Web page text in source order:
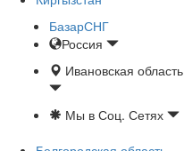
БазарСНГ
Россия
Ивановская область
Мы в Соц. Сетях